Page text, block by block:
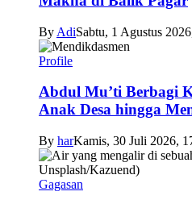
By AdiSabtu, 1 Agustus
Profile
Abdul Mu’ti Berbagi
Anak Desa hingga
By harKamis, 30 Juli 2026,
Gagasan